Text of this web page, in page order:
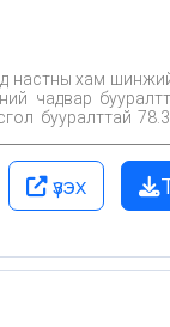
настны хам
чадвар
бууралттай
үзэх